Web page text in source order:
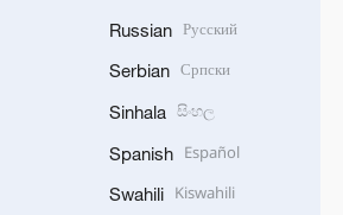
Russian Русский
Serbian Српски
Sinhala සිංහල
Spanish Español
Swahili Kiswahili